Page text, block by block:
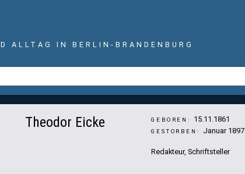
ALLTAG IN BERLIN-BRANDENBURG
Theodor Eicke GEBOREN: 15.11.1861
GESTORBEN: Januar 1897
Redakteur, Schriftsteller